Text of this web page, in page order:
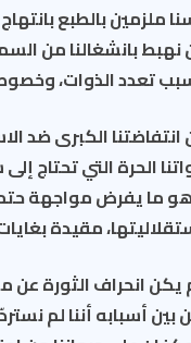
ملزمين بالطبع
نهبط بانشغالنا من
تعدد الذوات،
انتفاضتنا الكبرى ضد
الحرة التي تحتاج
ما يفرض مواجهة
مقيدة
يكن انحراف الثورة
بين أسبابه أننا لم